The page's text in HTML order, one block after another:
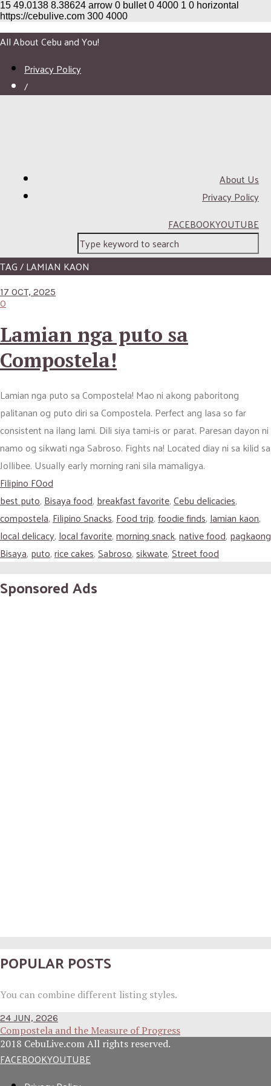
15 49.0138 8.38624 arrow 0 bullet 0 4000 1 0 horizontal
https://cebulive.com 300 4000
All About Cebu and You!
Privacy Policy
/
About Us
Privacy Policy
FACEBOOKYOUTUBE
TAG / LAMIAN KAON
17 OCT, 2025
0
Lamian nga puto sa
Compostela!
Lamian nga puto sa Compostela! Mao ni akong paboritong
palitanan og puto diri sa Compostela. Perfect ang lasa so far
consistent na ilang lami. Dili siya tami-is or parat. Paresan dayon ni
namo og sikwati nga Sabroso. Fights na! Located diay ni sa kilid sa
Jollibee. Usually early morning rani sila mamaligya.
Filipino FOod
best puto,Bisaya food,breakfast favorite,Cebu delicacies,
compostela,Filipino Snacks,Food trip,foodie finds,lamian kaon,
local delicacy,local favorite,morning snack,native food, pagkaong
Bisaya, puto,rice cakes,Sabroso,sikwate,Street food
Sponsored Ads
POPULAR POSTS
You can combine different listing styles.
24 JUN, 2026
Compostela and the Measure of Progress
2018 CebuLive.com All rights reserved.
FACEBOOKYOUTUBE